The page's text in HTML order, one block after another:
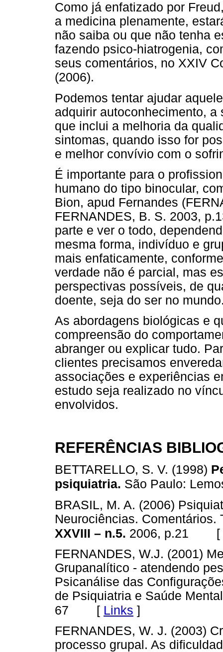
Como já enfatizado por
a medicina plenamente,
não saiba ou que não tenha
fazendo psico-hiatrogenia,
seus comentários, no XXIV
(2006).
Podemos tentar ajudar
adquirir autoconhecimento,
que inclui a melhoria da
sintomas, quando isso for
e melhor convívio com o
É importante para o
humano do tipo binocular,
Bion, apud Fernandes
FERNANDES, B. S. 2003,
parte e ver o todo,
mesma forma, indivíduo e
mais enfaticamente,
verdade não é parcial, mas
perspectivas possíveis, de
doente, seja do ser no
As abordagens biológicas e
compreensão do
abranger ou explicar tudo.
clientes precisamos
associações e experiências
estudo seja realizado no
envolvidos.
REFERÊNCIAS
BETTARELLO, S. V. (1998)
psiquiatria. São Paulo:
BRASIL, M. A. (2006)
Neurociências. Comentários.
XXVIII – n.5. 2006, p.21 [
FERNANDES, W.J. (2001)
Grupanalítico - atendendo
Psicanálise das
de Psiquiatria e Saúde
67 [ Links ]
FERNANDES, W. J. (2003)
processo grupal. As